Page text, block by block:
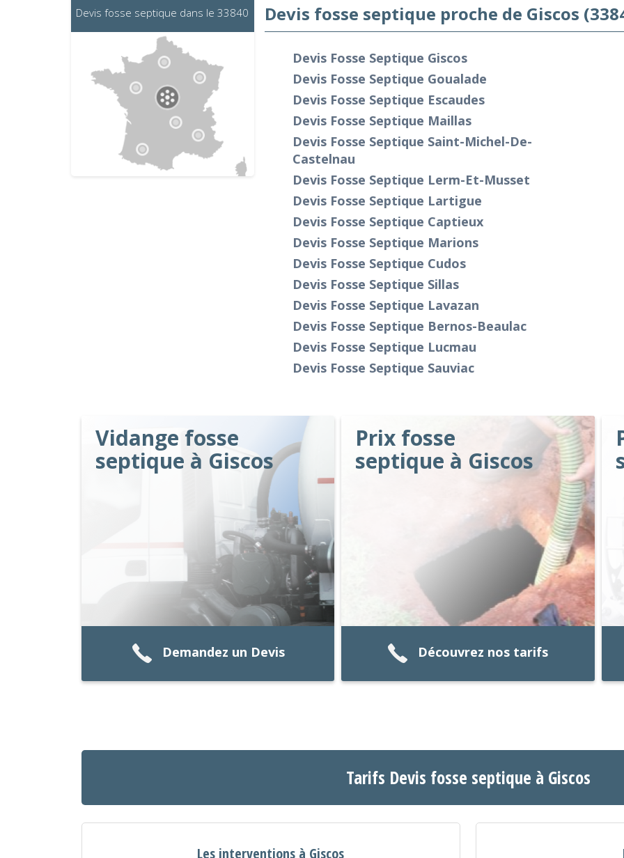
Devis fosse septique dans le 33840 Devis fosse septique proche de Giscos
Devis Fosse Septique Giscos
Devis Fosse Septique Goualade
Devis Fosse Septique Escaudes
Devis Fosse Septique Maillas
Devis Fosse Septique Saint-Michel-De-
Castelnau
Devis Fosse Septique Lerm-Et-Musset
Devis Fosse Septique Lartigue
Devis Fosse Septique Captieux
Devis Fosse Septique Marions
Devis Fosse Septique Cudos
Devis Fosse Septique Sillas
Devis Fosse Septique Lavazan
Devis Fosse Septique Bernos-Beaulac
Devis Fosse Septique Lucmau
Devis Fosse Septique Sauviac
Vidange fosse
septique à Giscos
Demandez un Devis
Prix fosse
septique à Giscos
Découvrez nos tarifs
Tarifs Devis fosse septique à Giscos
Les interventions à Giscos